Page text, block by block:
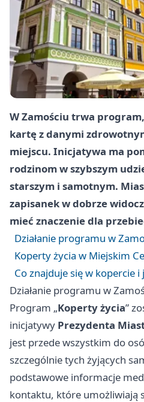
W Zamościu trwa
kartę z danymi
miejscu. Inicjatywa ma
rodzinom w szybszym
starszym i samotnym.
zapisanek w dobrze
mieć znaczenie dla
Działanie programu w
Koperty życia w Miejskim
Co znajduje się w kopercie
Działanie programu w
Program „Koperty życia”
inicjatywy Prezydenta
jest przede wszystkim do
szczególnie tych żyjących
podstawowe informacje
kontaktu, które umożliwiają